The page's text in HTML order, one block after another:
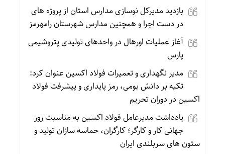
بازدید مدیرکل نوسازی مدارس استان از پروژه های
در دست اجرا و همچنین مدارس شهرستان رامهرمز
آغاز عملیات اورهال در واحدهای تولیدی پتروشیمی
پارس
مدیر نگهداری و تعمیرات فولاد اکسین عنوان کرد:
تکیه بر دانش بومی، رمز پایداری و پیشرفت فولاد
اکسین در دوران تحریم
یادداشت مدیرعامل فولاد اکسین به مناسبت روز
جهانی کار و کارگر؛ کارگران، حماسه‌ سازان تولید و
ستون‌ های سربلندی ایران